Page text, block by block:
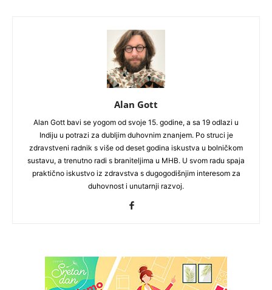
Alan Gott
Alan Gott bavi se yogom od svoje 15. godine, a sa 19 odlazi u
Indiju u potrazi za dubljim duhovnim znanjem. Po struci je
zdravstveni radnik s više od deset godina iskustva u bolničkom
sustavu, a trenutno radi s braniteljima u MHB. U svom radu spaja
praktično iskustvo iz zdravstva s dugogodišnjim interesom za
duhovnost i unutarnji razvoj.